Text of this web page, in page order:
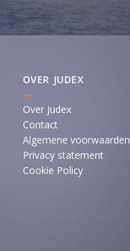
OVER JUDEX
Over Judex
Contact
Algemene voorwaarden
Privacy statement
Cookie Policy